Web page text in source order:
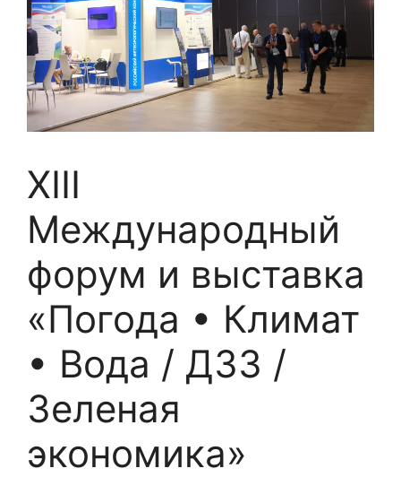
XIII
Международный
форум и выставка
«Погода • Климат
• Вода / ДЗЗ /
Зеленая
экономика»